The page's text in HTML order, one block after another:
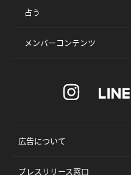
占う
メンバーコンテンツ
広告について
プレスリリース窓口